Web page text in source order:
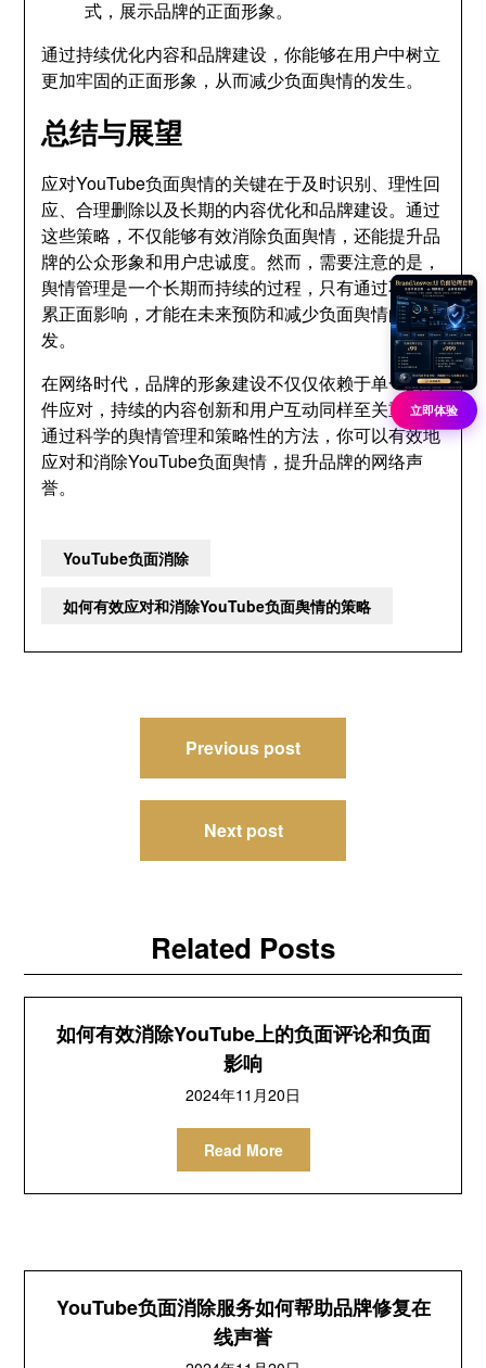
式，展示品牌的正面形象。
通过持续优化内容和品牌建设，你能够在用户中树立
更加牢固的正面形象，从而减少负面舆情的发生。
总结与展望
应对YouTube负面舆情的关键在于及时识别、理性回
应、合理删除以及长期的内容优化和品牌建设。通过
这些策略，不仅能够有效消除负面舆情，还能提升品
牌的公众形象和用户忠诚度。然而，需要注意的是，
舆情管理是一个长期而持续的过程，只有通过不断积
累正面影响，才能在未来预防和减少负面舆情的爆
发。
在网络时代，品牌的形象建设不仅仅依赖于单一的事
件应对，持续的内容创新和用户互动同样至关重要。
通过科学的舆情管理和策略性的方法，你可以有效地
应对和消除YouTube负面舆情，提升品牌的网络声
誉。
YouTube负面消除
如何有效应对和消除YouTube负面舆情的策略
Previous post
Next post
Related Posts
如何有效消除YouTube上的负面评论和负面
影响
2024年11月20日
Read More
YouTube负面消除服务如何帮助品牌修复在
线声誉
立即体验